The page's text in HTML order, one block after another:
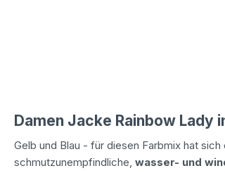
Damen Jacke Rainbow Lady
Gelb und Blau - für diesen Farbmix hat sich
schmutzunempfindliche, wasser- und